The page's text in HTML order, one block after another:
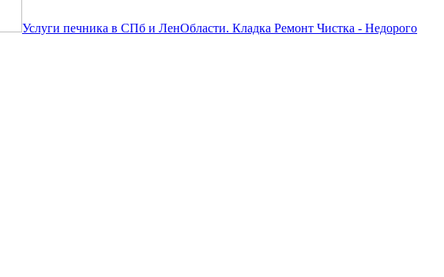
Услуги печника в СПб и ЛенОбласти. Кладка Ремонт Чистка - Недорого